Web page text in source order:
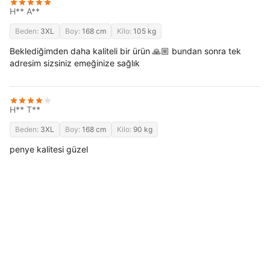
H** A**
Beden: 3XL Boy: 168 cm Kilo: 105 kg
Beklediğimden daha kaliteli bir ürün 🙏🏼 bundan sonra tek
adresim sizsiniz emeğinize sağlık
H** T**
Beden: 3XL Boy: 168 cm Kilo: 90 kg
penye kalitesi güzel